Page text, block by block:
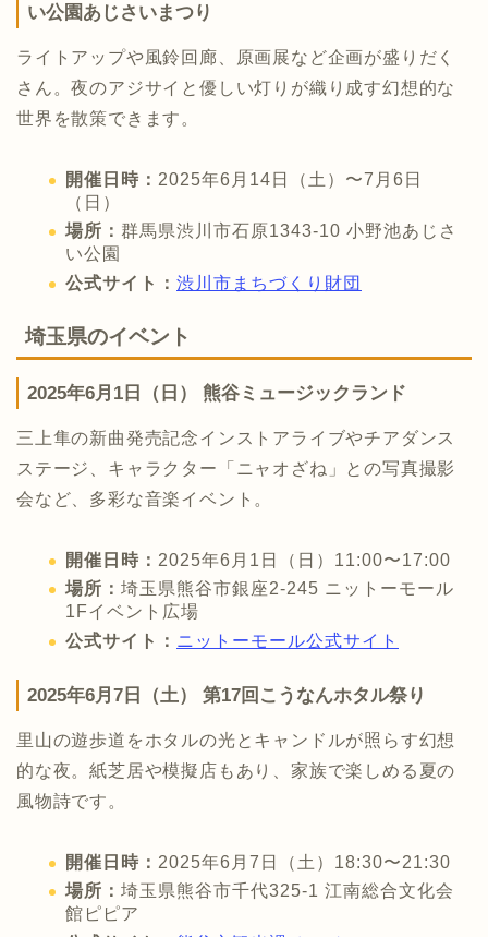
い公園あじさいまつり
ライトアップや風鈴回廊、原画展など企画が盛りだく
さん。夜のアジサイと優しい灯りが織り成す幻想的な
世界を散策できます。
開催日時： 2025年6月14日（土）〜7月6日
（日）
場所： 群馬県渋川市石原1343-10 小野池あじさ
い公園
公式サイト： 渋川市まちづくり財団
埼玉県のイベント
2025年6月1日（日） 熊谷ミュージックランド
三上隼の新曲発売記念インストアライブやチアダンス
ステージ、キャラクター「ニャオざね」との写真撮影
会など、多彩な音楽イベント。
開催日時： 2025年6月1日（日）11:00〜17:00
場所： 埼玉県熊谷市銀座2-245 ニットーモール
1Fイベント広場
公式サイト： ニットーモール公式サイト
2025年6月7日（土） 第17回こうなんホタル祭り
里山の遊歩道をホタルの光とキャンドルが照らす幻想
的な夜。紙芝居や模擬店もあり、家族で楽しめる夏の
風物詩です。
開催日時： 2025年6月7日（土）18:30〜21:30
場所： 埼玉県熊谷市千代325-1 江南総合文化会
館ピピア